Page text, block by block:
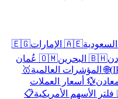
🇦🇪 الإمارات
🇪🇬
🇧🇭 البحرين
🇴🇲 عُمان
🌐 المؤشرات العالمية🥇
💱 أسعار العملات
فلتر الأسهم الأمريكية📋